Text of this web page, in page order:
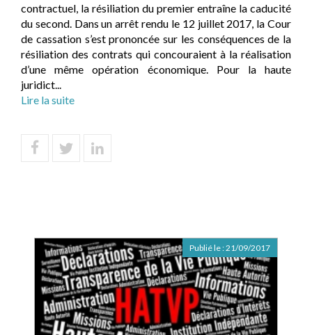
contractuel, la résiliation du premier entraîne la caducité
du second. Dans un arrêt rendu le 12 juillet 2017, la Cour
de cassation s’est prononcée sur les conséquences de la
résiliation des contrats qui concouraient à la réalisation
d’une même opération économique. Pour la haute
juridict...
Lire la suite
Publié le :21/09/2017